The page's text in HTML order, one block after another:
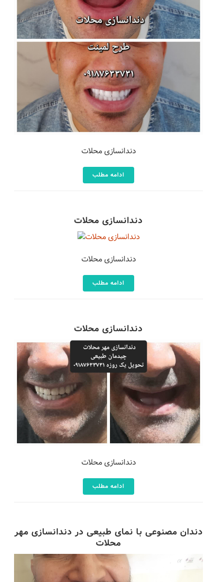
دندانسازی محلات
ادامه مطلب
دندانسازی محلات
دندانسازی محلات
ادامه مطلب
دندانسازی محلات
دندانسازی محلات
ادامه مطلب
دندان مصنوعی با نمای طبیعی در دندانسازی مهر
محلات